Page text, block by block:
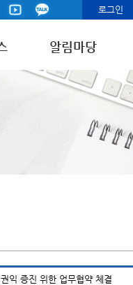
로그인
알림마당
익 증진 위한 업무협약 체결